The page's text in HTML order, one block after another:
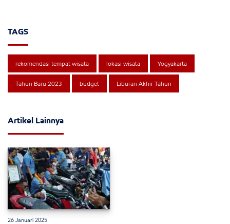
TAGS
rekomendasi tempat wisata lokasi wisata Yogyakarta
Tahun Baru 2023 budget Liburan Akhir Tahun
Artikel Lainnya
26 Januari 2025